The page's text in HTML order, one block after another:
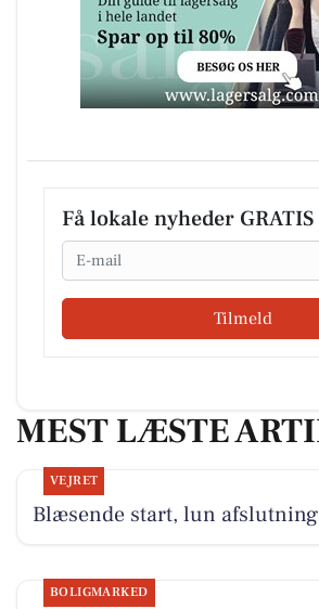
Få lokale nyheder GRATIS
Email
Tilmeld
MEST LÆSTE
VEJRET
Blæsende start, lun afslutning
BOLIGMARKED